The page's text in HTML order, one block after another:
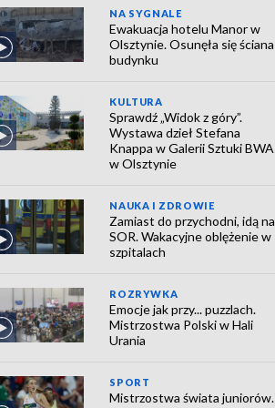
NA SYGNALE
Ewakuacja hotelu Manor w
Olsztynie. Osunęła się ściana
budynku
KULTURA
Sprawdź „Widok z góry”.
Wystawa dzieł Stefana
Knappa w Galerii Sztuki BWA
w Olsztynie
NAUKA I ZDROWIE
Zamiast do przychodni, idą na
SOR. Wakacyjne oblężenie w
szpitalach
ROZRYWKA
Emocje jak przy... puzzlach.
Mistrzostwa Polski w Hali
Urania
SPORT
Mistrzostwa świata juniorów.